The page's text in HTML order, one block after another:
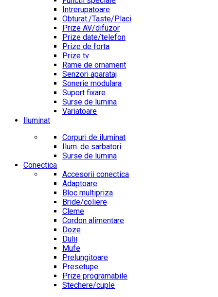
Intrerupatoare
Obturat./Taste/Placi
Prize AV/difuzor
Prize date/telefon
Prize de forta
Prize tv
Rame de ornament
Senzori aparataj
Sonerie modulara
Suport fixare
Surse de lumina
Variatoare
Iluminat
Corpuri de iluminat
Ilum. de sarbatori
Surse de lumina
Conectica
Accesorii conectica
Adaptoare
Bloc multipriza
Bride/coliere
Cleme
Cordon alimentare
Doze
Dulii
Mufe
Prelungitoare
Presetupe
Prize programabile
Stechere/cuple